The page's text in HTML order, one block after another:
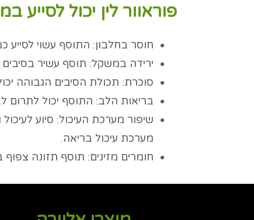
פוראוור לין יכול לסייע
חוסר בחלבון: התוסף עשוי לסייע
ירידה במשקל: תוסף עשיר
סוכרת: תכולת הסיבים הגבוהה
בריאות הלב: התוסף יכול לתרום
שיפור מערכת העיכול: סיוע
מערכת עיכול בריאה.
חומרים מזינים: תוסף תזונה צפוף